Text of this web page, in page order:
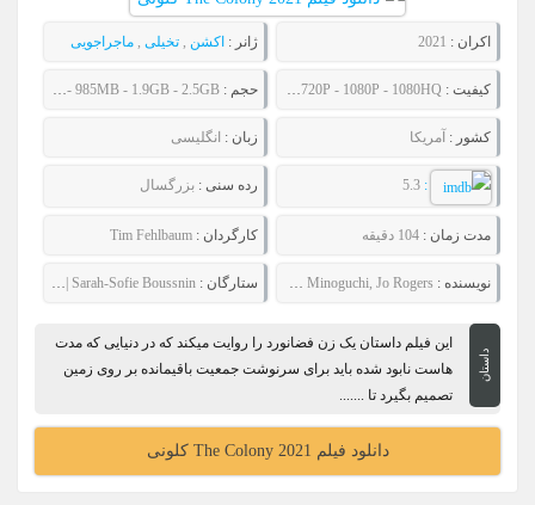
اکران : 2021 ژانر : اکشن , تخیلی , ماجراجویی
کیفیت : 480P - 720P - 1080P - 1080HQ حجم : 692MB - 985MB - 1.9GB - 2.5GB
کشور : آمریکا زبان : انگلیسی
:
5.3 رده سنی : بزرگسال
مدت زمان :104 دقیقه کارگردان : Tim Fehlbaum
نویسنده : Tim Fehlbaum, Mariko Minoguchi, Jo Rogers ستارگان : Nora Arnezeder || as Gibson || Sarah-Sofie Boussnin
داستان
این فیلم داستان یک زن فضانورد را روایت میکند که در دنیایی که مدت
هاست نابود شده باید برای سرنوشت جمعیت باقیمانده بر روی زمین
تصمیم بگیرد تا .......
دانلود فیلم The Colony 2021 کلونی